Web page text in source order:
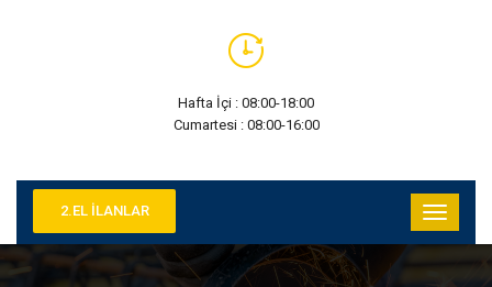
Hafta İçi : 08:00-18:00
Cumartesi : 08:00-16:00
2.EL İLANLAR